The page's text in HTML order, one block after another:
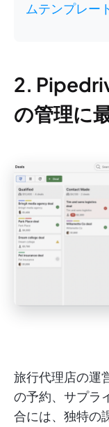
ムテンプレー
2.
の管理に最
旅行代理店の運
の予約、サプラ
合には、独特の